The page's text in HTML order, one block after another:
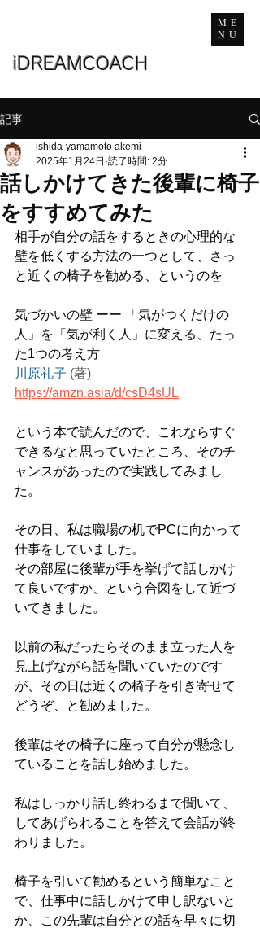
ME
NU
iDREAMCOACH
記事
話しかけてきた後輩に椅子
をすすめてみた
ishida-yamamoto akemi
2025年1月24日 読了時間: 2分
相手が自分の話をするときの心理的な
壁を低くする方法の一つとして、さっ
と近くの椅子を勧める、というのを
気づかいの壁 ーー 「気がつくだけの
人」を「気が利く人」に変える、たっ
た1つの考え方
川原礼子 (著)
https://amzn.asia/d/csD4sUL
という本で読んだので、これならすぐ
できるなと思っていたところ、そのチ
ャンスがあったので実践してみまし
た。
その日、私は職場の机でPCに向かって
仕事をしていました。
その部屋に後輩が手を挙げて話しかけ
て良いですか、という合図をして近づ
いてきました。
以前の私だったらそのまま立った人を
見上げながら話を聞いていたのです
が、その日は近くの椅子を引き寄せて
どうぞ、と勧めました。
後輩はその椅子に座って自分が懸念し
ていることを話し始めました。
私はしっかり話し終わるまで聞いて、
してあげられることを答えて会話が終
わりました。
椅子を引いて勧めるという簡単なこと
で、仕事中に話しかけて申し訳ないと
か、この先輩は自分との話を早々に切